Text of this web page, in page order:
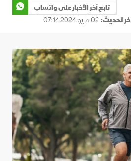
تابع آخر الأخبار على واتساب
تحديث:02 مايو 2024 07:14